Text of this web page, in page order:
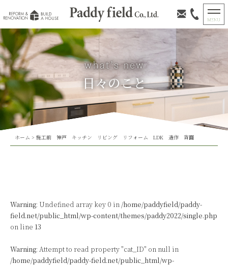
日々のこと
ホーム > 施工前 神戸 キッチン リビング リフォーム LDK 造作 背面
Warning: Undefined array key 0 in /home/paddyfield/paddy-
field.net/public_html/wp-content/themes/paddy2022/single.php
on line 13
Warning: Attempt to read property "cat_ID" on null in
/home/paddyfield/paddy-field.net/public_html/wp-